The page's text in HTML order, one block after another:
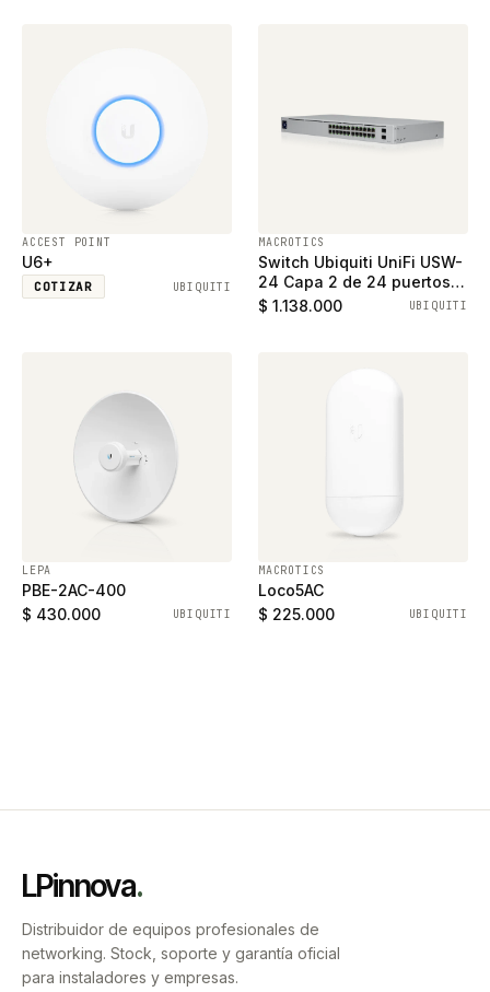
ACCEST POINT
U6+
COTIZAR UBIQUITI
MACROTICS
Switch Ubiquiti UniFi USW-
24 Capa 2 de 24 puertos
ethernet gigabit y 2
$ 1.138.000 UBIQUITI
LEPA
PBE-2AC-400
$ 430.000
UBIQUITI
MACROTICS
Loco5AC
$ 225.000
UBIQUITI
LPinnova.
Distribuidor de equipos profesionales de
networking. Stock, soporte y garantía oficial
para instaladores y empresas.